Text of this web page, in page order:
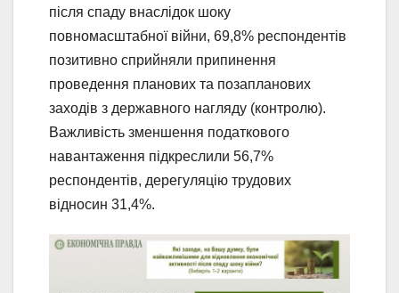
після спаду внаслідок шоку
повномасштабної війни, 69,8% респондентів
позитивно сприйняли припинення
проведення планових та позапланових
заходів з державного нагляду (контролю).
Важливість зменшення податкового
навантаження підкреслили 56,7%
респондентів, дерегуляцію трудових
відносин 31,4%.